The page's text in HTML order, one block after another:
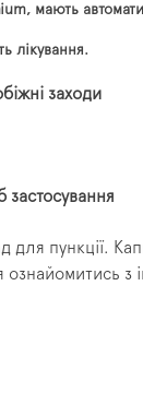
мають
лікування.
заходи
застосування
пункції.
ознайомитись